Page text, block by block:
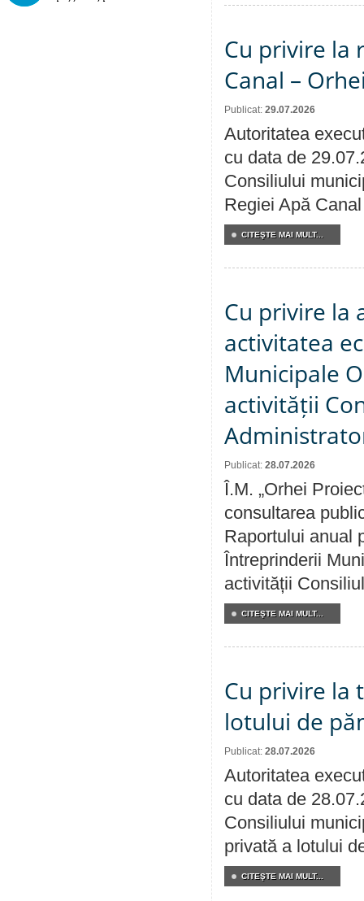
Cu privire la
Canal –
Publicat: 29.07.2026
Autoritatea
cu data de
Consiliului
Regiei Apă
CITEŞTE MAI MULT...
Cu privire la
activitatea
Municipale
activității
Publicat: 28.07.2026
Î.M. „Orhei
consultarea
Raportului anual
Întreprinderii
activității
CITEŞTE MAI MULT...
Cu privire la
lotului de
Publicat: 28.07.2026
Autoritatea
cu data de
Consiliului
privată a lotului
CITEŞTE MAI MULT...